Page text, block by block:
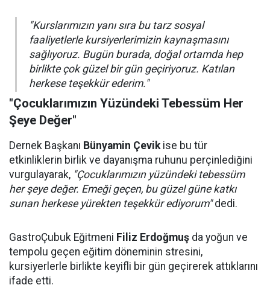
"Kurslarımızın yanı sıra bu tarz sosyal
faaliyetlerle kursiyerlerimizin kaynaşmasını
sağlıyoruz. Bugün burada, doğal ortamda hep
birlikte çok güzel bir gün geçiriyoruz. Katılan
herkese teşekkür ederim."
"Çocuklarımızın Yüzündeki Tebessüm Her
Şeye Değer"
Dernek Başkanı Bünyamin Çevikise bu tür
etkinliklerin birlik ve dayanışma ruhunu perçinlediğini
vurgulayarak, "Çocuklarımızın yüzündeki tebessüm
her şeye değer. Emeği geçen, bu güzel güne katkı
sunan herkese yürekten teşekkür ediyorum"dedi.
GastroÇubuk Eğitmeni Filiz Erdoğmuş da yoğun ve
tempolu geçen eğitim döneminin stresini,
kursiyerlerle birlikte keyifli bir gün geçirerek attıklarını
ifade etti.